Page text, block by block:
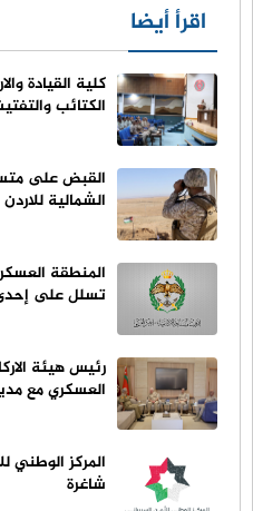
اقرأ أيضا
كلية القيادة
الكتائب
القبض على
الشمالية للاردن
المنطقة
تسلل على
رئيس هيئة
العسكري مع
المركز الوطني
شاغرة